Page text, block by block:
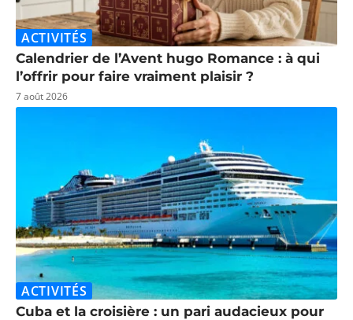
ACTIVITÉS
Calendrier de l’Avent hugo Romance : à qui
l’offrir pour faire vraiment plaisir ?
7 août 2026
ACTIVITÉS
Cuba et la croisière : un pari audacieux pour